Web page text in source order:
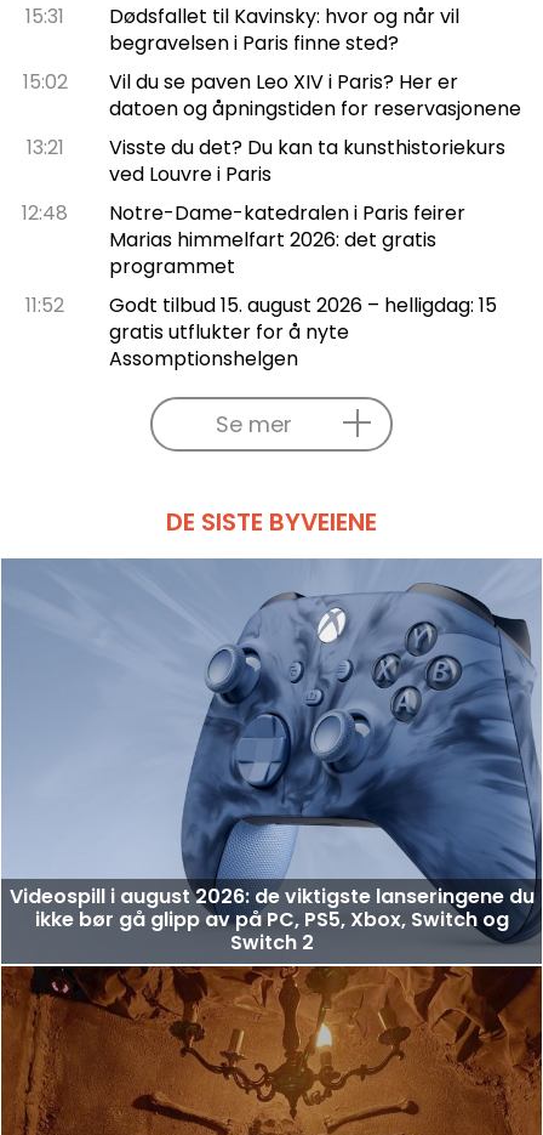
15:31
Dødsfallet til Kavinsky: hvor og når vil
begravelsen i Paris finne sted?
15:02
Vil du se paven Leo XIV i Paris? Her er
datoen og åpningstiden for reservasjonene
13:21
Visste du det? Du kan ta kunsthistoriekurs
ved Louvre i Paris
12:48
Notre-Dame-katedralen i Paris feirer
Marias himmelfart 2026: det gratis
programmet
11:52
Godt tilbud 15. august 2026 – helligdag: 15
gratis utflukter for å nyte
Assomptionshelgen
Se mer
DE SISTE BYVEIENE
Videospill i august 2026: de viktigste lanseringene du
ikke bør gå glipp av på PC, PS5, Xbox, Switch og
Switch 2